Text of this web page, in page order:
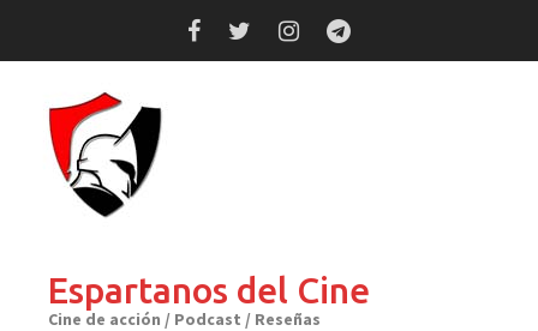
Espartanos del Cine
Cine de acción / Podcast / Reseñas